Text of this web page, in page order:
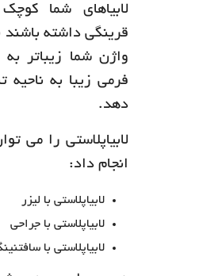
لابیاهای شما
قرینگی داشته باشند
واژن شما زیباتر
فرمی زیبا به ناحیه
دهد.
لابیاپلاستی را می
انجام داد:
لابیاپلاستی با لیزر
لابیاپلاستی با جراحی
لابیاپلاستی با